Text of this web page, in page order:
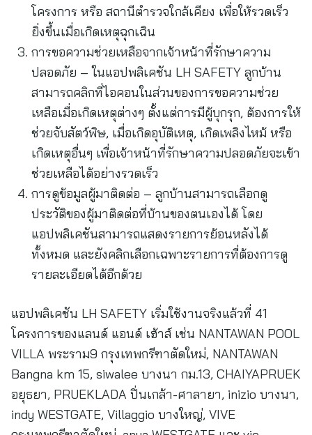
โครงการ หรือ สถานีตำรวจใกล้เคียง เพื่อให้รวดเร็ว
ยิ่งขึ้นเมื่อเกิดเหตุฉุกเฉิน
การขอความช่วยเหลือจากเจ้าหน้าที่รักษาความ
ปลอดภัย – ในแอปพลิเคชัน LH SAFETY ลูกบ้าน
สามารถคลิกที่ไอคอนในส่วนของการขอความช่วย
เหลือเมื่อเกิดเหตุต่างๆ ตั้งแต่การมีผู้บุกรุก, ต้องการให้
ช่วยจับสัตว์พิษ, เมื่อเกิดอุบัติเหตุ, เกิดเพลิงไหม้ หรือ
เกิดเหตุอื่นๆ เพื่อเจ้าหน้าที่รักษาความปลอดภัยจะเข้า
ช่วยเหลือได้อย่างรวดเร็ว
การดูข้อมูลผู้มาติดต่อ – ลูกบ้านสามารถเลือกดู
ประวัติของผู้มาติดต่อที่บ้านของตนเองได้ โดย
แอปพลิเคชันสามารถแสดงรายการย้อนหลังได้
ทั้งหมด และยังคลิกเลือกเฉพาะรายการที่ต้องการดู
รายละเอียดได้อีกด้วย
แอปพลิเคชัน LH SAFETY เริ่มใช้งานจริงแล้วที่ 41
โครงการของแลนด์ แอนด์ เฮ้าส์ เช่น NANTAWAN POOL
VILLA พระราม9 กรุงเทพกรีฑาตัดใหม่, NANTAWAN
Bangna km 15, siwalee บางนา กม.13, CHAIYAPRUEK
อยุธยา, PRUEKLADA ปิ่นเกล้า-ศาลายา, inizio บางนา,
indy WESTGATE, Villaggio บางใหญ่, VIVE